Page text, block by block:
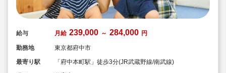
給与 月給 239,000 ～ 284,000 円
勤務地
東京都府中市
最寄り駅
「府中本町駅」徒歩3分(JR武蔵野線/南武線)